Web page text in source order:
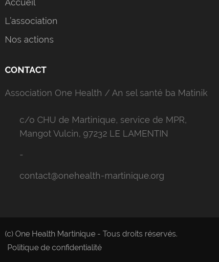
Accueil
L’association
Nos actions
CONTACT
Association One Health / An sel santé ba Matinik
c/o CHU de Martinique, service de MPR,
Mangot Vulcin, 97232 LE LAMENTIN
-
contact@onehealth-martinique.org
(c) One Health Martinique - Tous droits réservés.
Politique de confidentialité